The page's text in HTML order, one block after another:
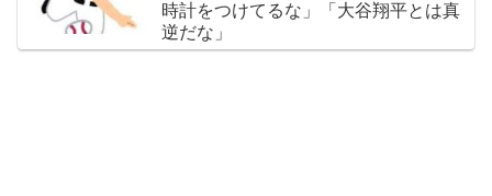
時計をつけてるな」「大谷翔平とは真
逆だな」